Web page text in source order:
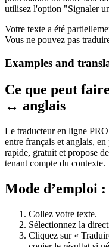
utilisez l'option "Signaler
Votre texte a été
Vous ne pouvez pas
Examples and
Ce que peut
↔ anglais
Le traducteur en ligne
entre français et anglais,
rapide, gratuit et propose
tenant compte du contexte.
Mode d’emploi
Collez votre texte.
Sélectionnez la
Cliquez sur «